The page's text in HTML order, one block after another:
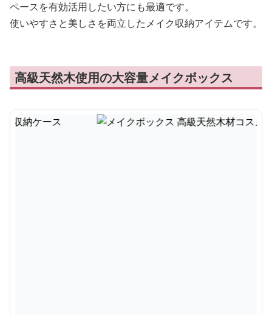
ペースを有効活用したい方にも最適です。
使いやすさと美しさを両立したメイク収納アイテムです。
高級天然木使用の大容量メイクボックス